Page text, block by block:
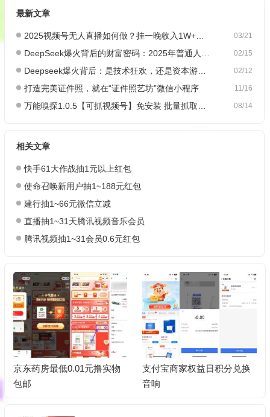
最新文章
03/21
2025视频号无人直播如何做？挂一晚收入1W+，这份教程，小白可做~
02/15
DeepSeek爆火背后的财富密码：2025年普通人如何抓住AI创业风口？
02/12
Deepseek爆火背后：是技术狂欢，还是资本游戏？
11/16
打造完美证件照，就在“证件照艺坊”微信小程序
08/14
万能嗅探1.0.5【可抓视频号】免安装 批量抓取媒体文件
相关文章
快‪手61大‪作‪战抽1元以上红‪包
使命召唤新用户抽1~188元红包
建行抽1~66元微信立减
直播抽1~31天腾讯视频音乐会员
腾讯视频抽1~31会员0.6元红包
京东药房最低0.01元撸实物
包邮
支付宝商家权益日积分兑换
音响